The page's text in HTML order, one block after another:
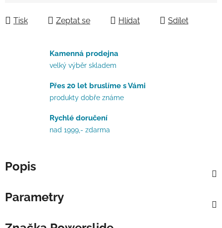
Tisk Zeptat se Hlídat Sdílet
Kamenná prodejna
velký výběr skladem
Přes 20 let bruslíme s Vámi
produkty dobře známe
Rychlé doručení
nad 1999,- zdarma
Popis
Parametry